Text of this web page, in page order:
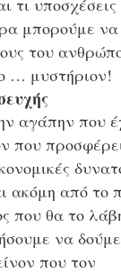
τι
μπορούμε να
του
… μυστήριον!
αγάπην που
που
ακόμη από το
που θα το
να
που τον